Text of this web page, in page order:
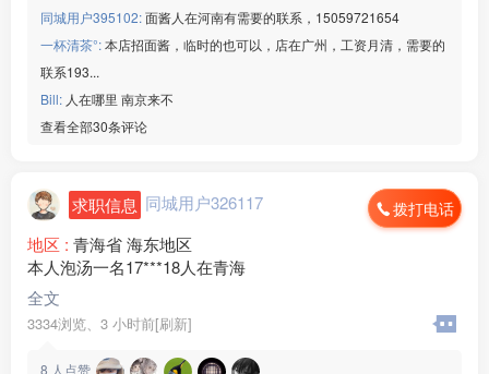
同城用户395102:面酱人在河南有需要的联系，15059721654
一杯清茶°:本店招面酱，临时的也可以，店在广州，工资月清，需要的
联系193...
Bill: 人在哪里 南京来不
查看全部30条评论
求职信息 同城用户326117 拨打电话
地区 : 青海省 海东地区
本人泡汤一名17***18人在青海
全文
3334浏览、 3 小时前[刷新]
8 人点赞